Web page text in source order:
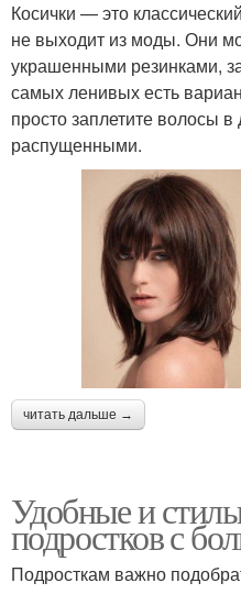
Косички — это
не выходит из моды. Они
украшенными резинками,
самых ленивых есть
просто заплетите волосы в
распущенными.
читать дальше →
Удобные и
подростков с
Подросткам важно